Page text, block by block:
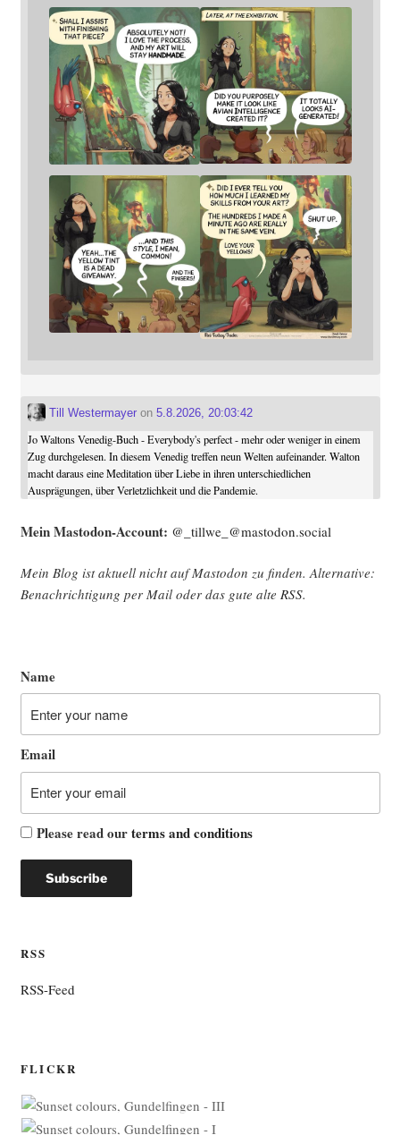
Till Westermayeron 5.8.2026, 20:03:42
Jo Waltons Venedig-Buch - Everybody's perfect - mehr oder weniger in einem
Zug durchgelesen. In diesem Venedig treffen neun Welten aufeinander. Walton
macht daraus eine Meditation über Liebe in ihren unterschiedlichen
Ausprägungen, über Verletzlichkeit und die Pandemie.
Mein Mast­o­don-Account: @_tillwe_@mastodon.social
Mein Blog ist aktu­ell nicht auf Mast­o­don zu fin­den. Alter­na­ti­ve:
Benach­rich­ti­gung per Mail oder das gute alte RSS.
Name
Email
Please read ourterms and conditions
RSS
RSS-Feed
FLICKR